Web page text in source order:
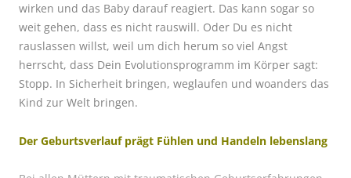
wirken und das Baby darauf reagiert. Das kann sogar so
weit gehen, dass es nicht rauswill. Oder Du es nicht
rauslassen willst, weil um dich herum so viel Angst
herrscht, dass Dein Evolutionsprogramm im Körper sagt:
Stopp. In Sicherheit bringen, weglaufen und woanders das
Kind zur Welt bringen.
Der Geburtsverlauf prägt Fühlen und Handeln lebenslang